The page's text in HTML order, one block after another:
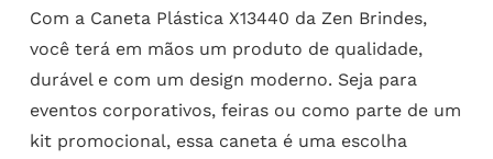
Com a Caneta Plástica X13440 da Zen Brindes,
você terá em mãos um produto de qualidade,
durável e com um design moderno. Seja para
eventos corporativos, feiras ou como parte de um
kit promocional, essa caneta é uma escolha